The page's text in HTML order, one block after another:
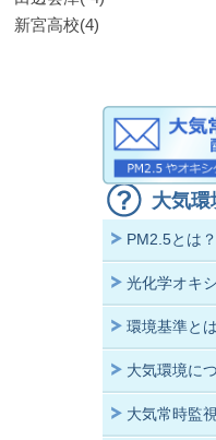
新宮高校(4)
大気環
PM2.5とは？
光化学オキ
環境基準と
大気環境に
大気常時監